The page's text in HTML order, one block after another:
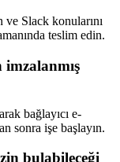
Slack konularını
teslim edin.
bağlayıcı e-
sonra işe başlayın.
bulabileceği